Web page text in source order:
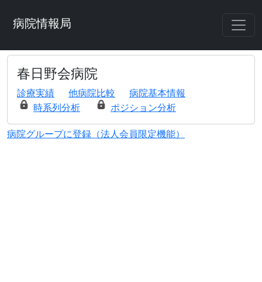
病院情報局
春日野会病院
診療実績 他病院比較
病院基本情報
時系列分析
ポジション分析
病院グループに登録（法人会員限定機能）